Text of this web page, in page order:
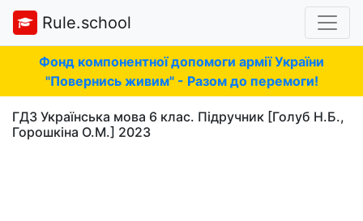
Rule.school
Фонд компонентної допомоги армії України
"Повернись живим" - Разом до перемоги!
ГДЗ Українська мова 6 клас. Підручник [Голуб Н.Б.,
Горошкіна О.М.] 2023